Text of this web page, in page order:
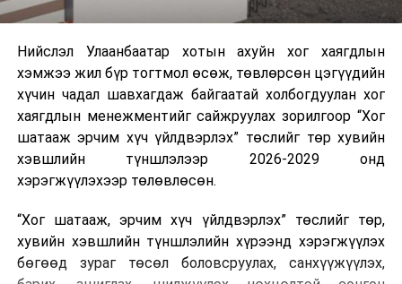
Нийслэл Улаанбаатар хотын ахуйн хог хаягдлын
хэмжээ жил бүр тогтмол өсөж, төвлөрсөн цэгүүдийн
хүчин чадал шавхагдаж байгаатай холбогдуулан хог
хаягдлын менежментийг сайжруулах зорилгоор “Хог
шатааж эрчим хүч үйлдвэрлэх” төслийг төр хувийн
хэвшлийн түншлэлээр 2026-2029 онд
хэрэгжүүлэхээр төлөвлөсөн.
“Хог шатааж, эрчим хүч үйлдвэрлэх” төслийг төр,
хувийн хэвшлийн түншлэлийн хүрээнд хэрэгжүүлэх
бөгөөд зураг төсөл боловсруулах, санхүүжүүлэх,